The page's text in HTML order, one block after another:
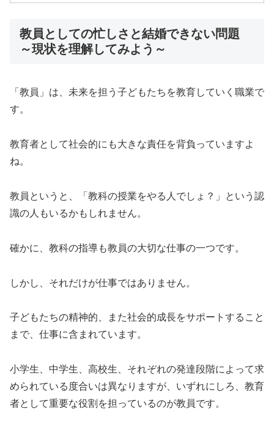
教員としての忙しさと結婚できない問題
～現状を理解してみよう～
「教員」は、未来を担う子どもたちを教育していく職業で
す。
教育者として社会的にも大きな責任を背負っていますよ
ね。
教員というと、「教科の授業をやる人でしょ？」という認
識の人もいるかもしれません。
確かに、教科の指導も教員の大切な仕事の一つです。
しかし、それだけが仕事ではありません。
子どもたちの精神的、また社会的成長をサポートすること
まで、仕事に含まれています。
小学生、中学生、高校生、それぞれの発達段階によって求
められている度合いは異なりますが、いずれにしろ、教育
者として重要な役割を担っているのが教員です。